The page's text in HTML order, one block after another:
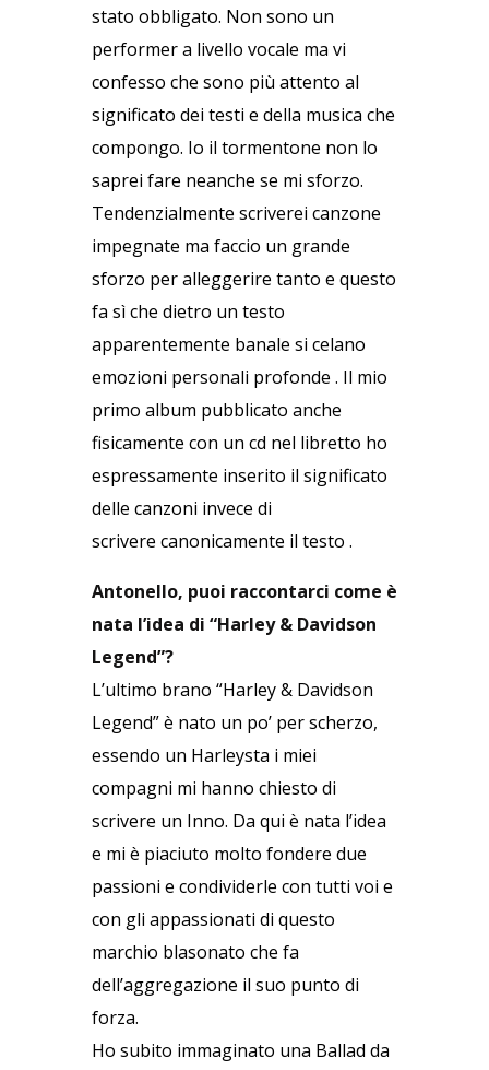
stato obbligato. Non sono un
performer a livello vocale ma vi
confesso che sono più attento al
significato dei testi e della musica che
compongo. Io il tormentone non lo
saprei fare neanche se mi sforzo.
Tendenzialmente scriverei canzone
impegnate ma faccio un grande
sforzo per alleggerire tanto e questo
fa sì che dietro un testo
apparentemente banale si celano
emozioni personali profonde . Il mio
primo album pubblicato anche
fisicamente con un cd nel libretto ho
espressamente inserito il significato
delle canzoni invece di
scrivere canonicamente il testo .
Antonello, puoi raccontarci come è
nata l’idea di “Harley & Davidson
Legend”?
L’ultimo brano “Harley & Davidson
Legend” è nato un po’ per scherzo,
essendo un Harleysta i miei
compagni mi hanno chiesto di
scrivere un Inno. Da qui è nata l’idea
e mi è piaciuto molto fondere due
passioni e condividerle con tutti voi e
con gli appassionati di questo
marchio blasonato che fa
dell’aggregazione il suo punto di
forza.
Ho subito immaginato una Ballad da